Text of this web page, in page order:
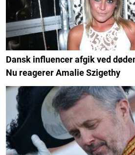
Dansk influencer afgik ved
Nu reagerer Amalie Szigethy